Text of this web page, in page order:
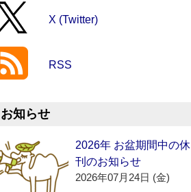
X (Twitter)
RSS
お知らせ
2026年 お盆期間中の休
刊のお知らせ
2026年07月24日 (金)